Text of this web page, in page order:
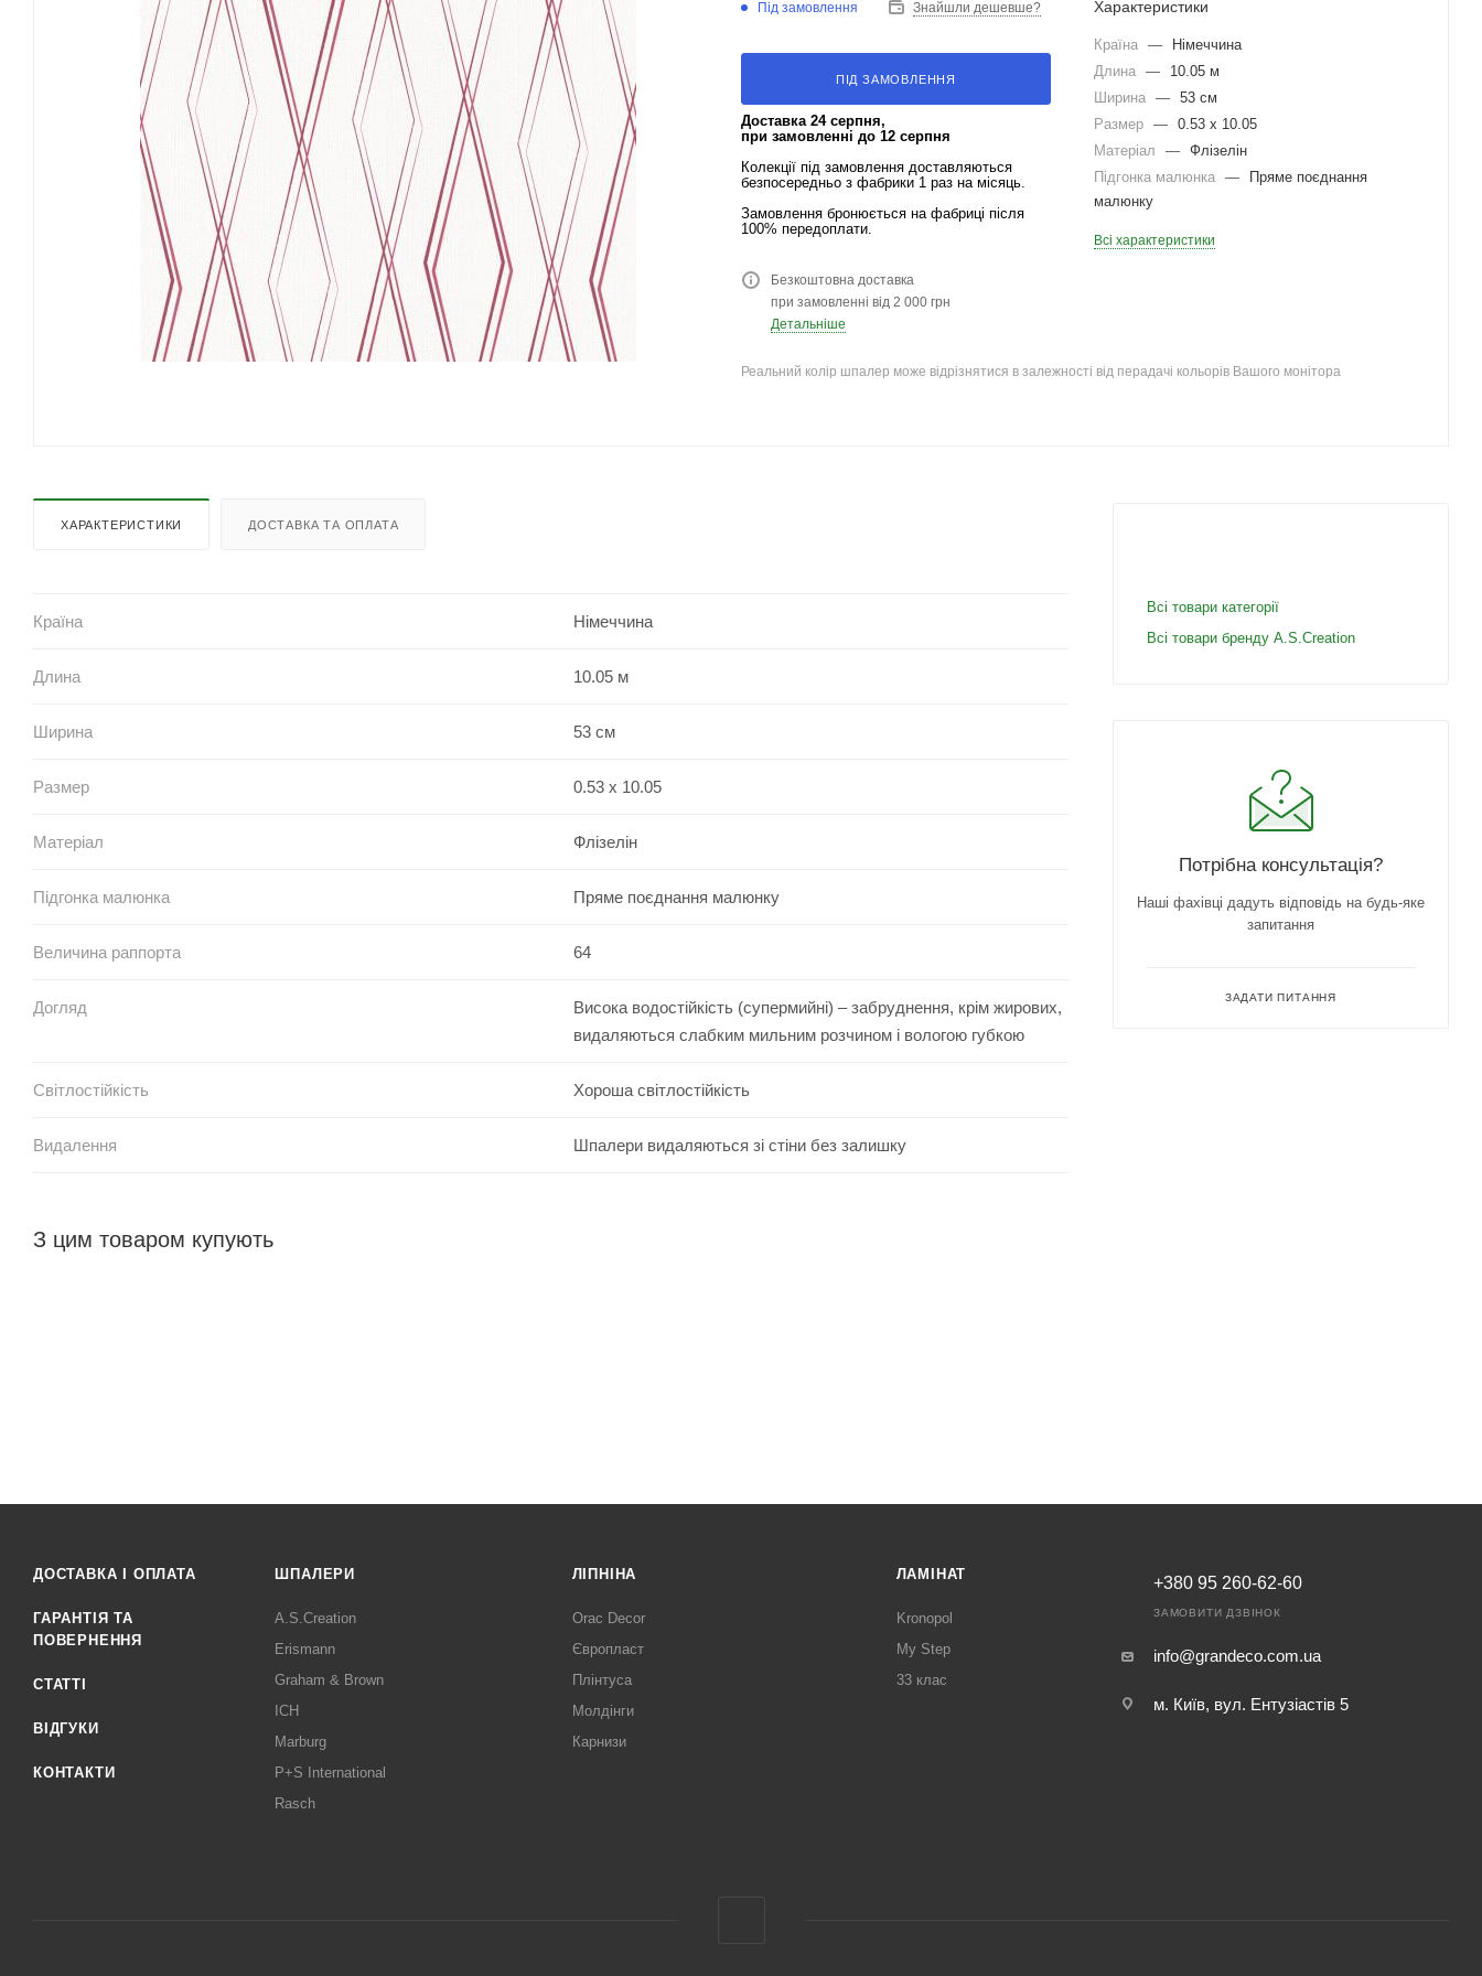
Під замовлення Знайшли дешевше?
ПІД ЗАМОВЛЕННЯ
Доставка 24 серпня,
при замовленні до 12 серпня
Колекції під замовлення доставляються
безпосередньо з фабрики 1 раз на місяць.
Замовлення бронюється на фабриці після
100% передоплати.
Безкоштовна доставка
при замовленні від 2 000 грн
Детальніше
Характеристики
Країна —
Німеччина
Длина —
10.05 м
Ширина — 53 см
Размер — 0.53 x 10.05
Матеріал
— Флізелін
Підгонка малюнка —
Пряме поєднання
малюнку
Всі характеристики
Реальний колір шпалер може відрізнятися в залежності від перадачі кольорів Вашого монітора
ХАРАКТЕРИСТИКИ ДОСТАВКА ТА ОПЛАТА
Країна Німеччина
Длина 10.05 м
Ширина 53 см
Размер 0.53 x 10.05
Матеріал Флізелін
Підгонка малюнка Пряме поєднання малюнку
Величина раппорта 64
Догляд
Висока водостійкість (супермийні) – забруднення, крім жирових,
видаляються слабким мильним розчином і вологою губкою
Світлостійкість Хороша світлостійкість
Видалення Шпалери видаляються зі стіни без залишку
З цим товаром купують
Всі товари категорії
Всі товари бренду A.S.Creation
Потрібна консультація?
Наші фахівці дадуть відповідь на будь-яке
запитання
ЗАДАТИ ПИТАННЯ
ДОСТАВКА І ОПЛАТА
ГАРАНТІЯ ТА
ПОВЕРНЕННЯ
СТАТТІ
ВІДГУКИ
КОНТАКТИ
ШПАЛЕРИ
A.S.Creation
Erismann
Graham & Brown
ICH
Marburg
P+S International
Rasch
ЛІПНІНА
Orac Decor
Європласт
Плінтуса
Молдінги
Карнизи
ЛАМІНАТ
Kronopol
My Step
33 клас
+380 95 260-62-60
ЗАМОВИТИ ДЗВІНОК
info@grandeco.com.ua
м. Київ, вул. Ентузіастів 5